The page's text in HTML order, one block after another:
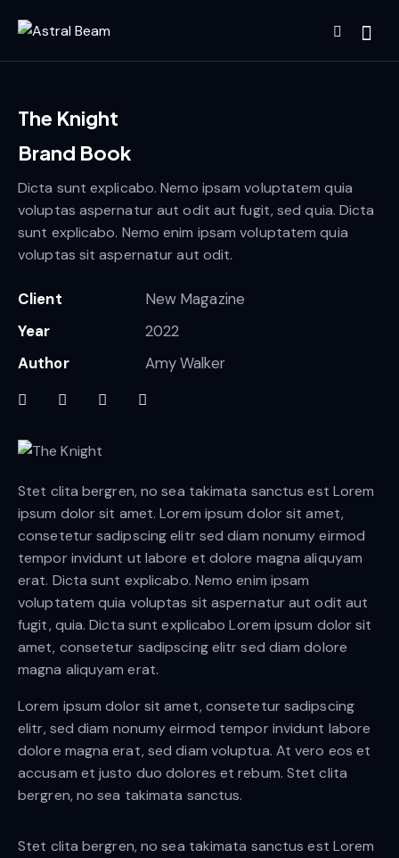
The Knight
Stet clita bergren, no sea takimata sanctus est Lorem
ipsum dolor sit amet. Lorem ipsum dolor sit amet,
consetetur sadipscing elitr sed diam nonumy eirmod
tempor invidunt ut labore et dolore magna aliquyam
erat. Dicta sunt explicabo. Nemo enim ipsam
voluptatem quia voluptas sit aspernatur aut odit aut
fugit, quia. Dicta sunt explicabo Lorem ipsum dolor sit
amet, consetetur sadipscing elitr sed diam dolore
magna aliquyam erat.
Lorem ipsum dolor sit amet, consetetur sadipscing
elitr, sed diam nonumy eirmod tempor invidunt labore
dolore magna erat, sed diam voluptua. At vero eos et
accusam et justo duo dolores et rebum. Stet clita
bergren, no sea takimata sanctus.
Stet clita bergren, no sea takimata sanctus est Lorem
Brand Book
Dicta sunt explicabo. Nemo ipsam voluptatem quia
voluptas aspernatur aut odit aut fugit, sed quia. Dicta
sunt explicabo. Nemo enim ipsam voluptatem quia
voluptas sit aspernatur aut odit.
Client
New Magazine
Year
2022
Author
Amy Walker